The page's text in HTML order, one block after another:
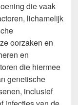
die vaak
lichamelijk
oorzaken en
en
die hiermee
genetische
inclusief